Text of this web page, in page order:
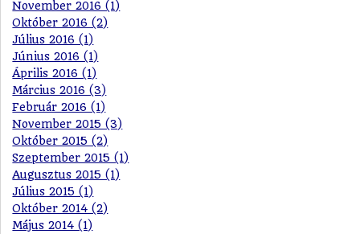
November 2016 (1)
Október 2016 (2)
Július 2016 (1)
Június 2016 (1)
Április 2016 (1)
Március 2016 (3)
Február 2016 (1)
November 2015 (3)
Október 2015 (2)
Szeptember 2015 (1)
Augusztus 2015 (1)
Július 2015 (1)
Október 2014 (2)
Május 2014 (1)